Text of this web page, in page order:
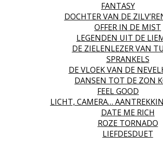
FANTASY
DOCHTER VAN DE
OFFER IN DE MIST
LEGENDEN UIT DE
DE ZIELENLEZER VAN
SPRANKELS
DE VLOEK VAN DE
DANSEN TOT DE ZON
FEEL GOOD
LICHT, CAMERA…
DATE ME RICH
ROZE TORNADO
LIEFDESDUET